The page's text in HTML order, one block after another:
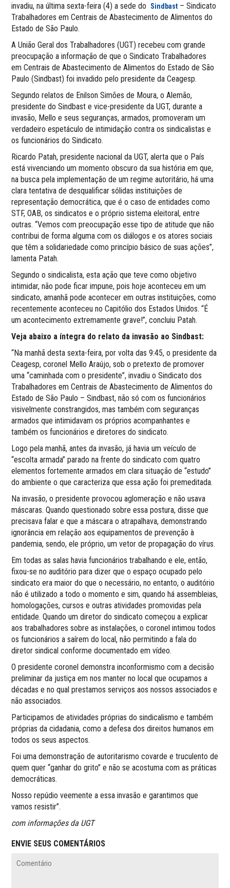
invadiu, na última sexta-feira (4) a sede do
Sindbast – Sindicato
Trabalhadores em Centrais de Abastecimento de Alimentos do
Estado de São Paulo.
A União Geral dos Trabalhadores (UGT) recebeu com grande
preocupação a informação de que o Sindicato Trabalhadores
em Centrais de Abastecimento de Alimentos do Estado de São
Paulo (Sindbast) foi invadido pelo presidente da Ceagesp.
Segundo relatos de Enilson Simões de Moura, o Alemão,
presidente do Sindbast e vice-presidente da UGT, durante a
invasão, Mello e seus seguranças, armados, promoveram um
verdadeiro espetáculo de intimidação contra os sindicalistas e
os funcionários do Sindicato.
Ricardo Patah, presidente nacional da UGT, alerta que o País
está vivenciando um momento obscuro da sua história em que,
na busca pela implementação de um regime autoritário, há uma
clara tentativa de desqualificar sólidas instituições de
representação democrática, que é o caso de entidades como
STF, OAB, os sindicatos e o próprio sistema eleitoral, entre
outras. “Vemos com preocupação esse tipo de atitude que não
contribui de forma alguma com os diálogos e os atores sociais
que têm a solidariedade como princípio básico de suas ações”,
lamenta Patah.
Segundo o sindicalista, esta ação que teve como objetivo
intimidar, não pode ficar impune, pois hoje aconteceu em um
sindicato, amanhã pode acontecer em outras instituições, como
recentemente aconteceu no Capitólio dos Estados Unidos. “É
um acontecimento extremamente grave!”, concluiu Patah.
Veja abaixo a íntegra do relato da invasão ao Sindbast:
“Na manhã desta sexta-feira, por volta das 9:45, o presidente da
Ceagesp, coronel Mello Araújo, sob o pretexto de promover
uma “caminhada com o presidente”, invadiu o Sindicato dos
Trabalhadores em Centrais de Abastecimento de Alimentos do
Estado de São Paulo – Sindbast, não só com os funcionários
visivelmente constrangidos, mas também com seguranças
armados que intimidavam os próprios acompanhantes e
também os funcionários e diretores do sindicato.
Logo pela manhã, antes da invasão, já havia um veículo de
“escolta armada” parado na frente do sindicato com quatro
elementos fortemente armados em clara situação de “estudo”
do ambiente o que caracteriza que essa ação foi premeditada.
Na invasão, o presidente provocou aglomeração e não usava
máscaras. Quando questionado sobre essa postura, disse que
precisava falar e que a máscara o atrapalhava, demonstrando
ignorância em relação aos equipamentos de prevenção à
pandemia, sendo, ele próprio, um vetor de propagação do vírus.
Em todas as salas havia funcionários trabalhando e ele, então,
fixou-se no auditório para dizer que o espaço ocupado pelo
sindicato era maior do que o necessário, no entanto, o auditório
não é utilizado a todo o momento e sim, quando há assembleias,
homologações, cursos e outras atividades promovidas pela
entidade. Quando um diretor do sindicato começou a explicar
aos trabalhadores sobre as instalações, o coronel intimou todos
os funcionários a saírem do local, não permitindo a fala do
diretor sindical conforme documentado em vídeo.
O presidente coronel demonstra inconformismo com a decisão
preliminar da justiça em nos manter no local que ocupamos a
décadas e no qual prestamos serviços aos nossos associados e
não associados.
Participamos de atividades próprias do sindicalismo e também
próprias da cidadania, como a defesa dos direitos humanos em
todos os seus aspectos.
Foi uma demonstração de autoritarismo covarde e truculento de
quem quer “ganhar do grito” e não se acostuma com as práticas
democráticas.
Nosso repúdio veemente a essa invasão e garantimos que
vamos resistir”.
com informações da UGT
ENVIE SEUS COMENTÁRIOS